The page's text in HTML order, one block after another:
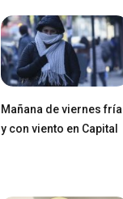
Mañana de viernes fría
y con viento en Capital